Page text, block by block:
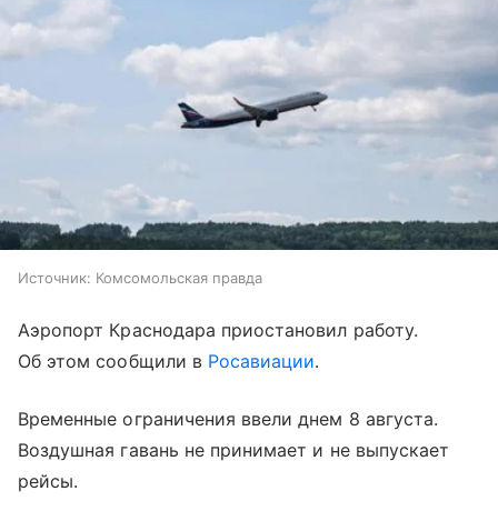
Источник: Комсомольская правда
Аэропорт Краснодара приостановил работу.
Об этом сообщили в Росавиации.
Временные ограничения ввели днем 8 августа.
Воздушная гавань не принимает и не выпускает
рейсы.